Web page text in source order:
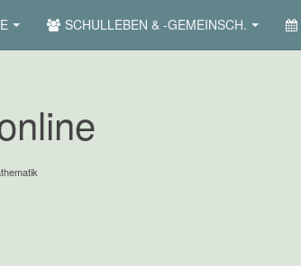
SCHULLEBEN & -GEMEINSCH.